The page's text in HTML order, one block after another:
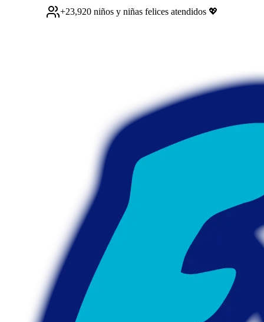
+23,920 niños y niñas felices atendidos 💖